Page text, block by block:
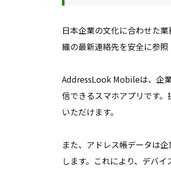
日本企業の文化に合わせた
織の最新連絡先を安全に参
AddressLook Mobileは、企
信できるスマホアプリです
いただけます。
また、アドレス帳データは
します。これにより、デバ